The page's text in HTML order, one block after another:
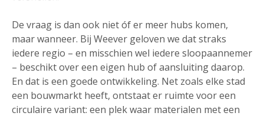
De vraag is dan ook niet óf er meer hubs komen,
maar wanneer. Bij Weever geloven we dat straks
iedere regio – en misschien wel iedere sloopaannemer
– beschikt over een eigen hub of aansluiting daarop.
En dat is een goede ontwikkeling. Net zoals elke stad
een bouwmarkt heeft, ontstaat er ruimte voor een
circulaire variant: een plek waar materialen met een